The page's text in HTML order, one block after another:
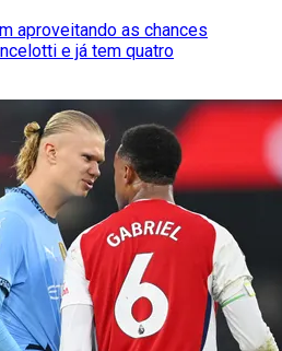
aproveitando as chances
e já tem quatro